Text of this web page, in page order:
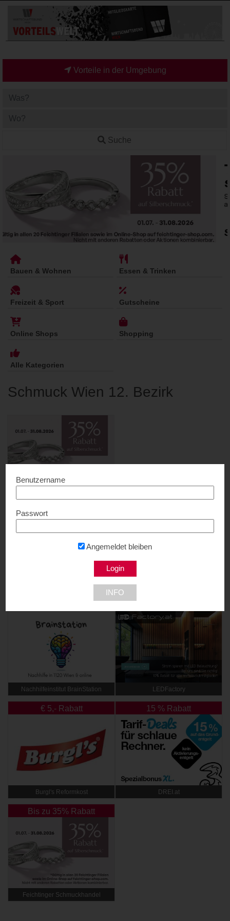
Vorteile in der Umgebung
Suche
Bauen & Wohnen Essen & Trinken
Freizeit & Sport Gutscheine
Online Shops Shopping
Alle Kategorien
Schmuck Wien 12. Bezirk
Bis zu 35% Rabatt...
Zu den Filialen
Nachhilfeinstitut BrainStation LEDFactory
€ 5,- Rabatt
Burgl's Reformkost
15 % Rabatt
DREI.at
Bis zu 35% Rabatt
Feichtinger Schmuckhandel
Benutzername
Passwort
Angemeldet bleiben
INFO